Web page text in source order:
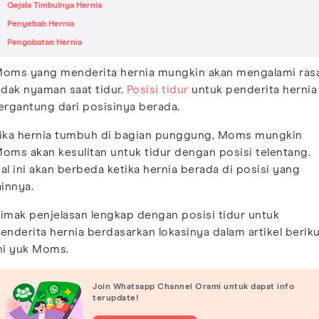
Gejala Timbulnya Hernia
Penyebab Hernia
Pengobatan Hernia
yang menderita hernia mungkin akan mengalami
nyaman saat tidur. Posisi tidur untuk penderita hernia
dari posisinya berada.
hernia tumbuh di bagian punggung, Moms mungkin
akan kesulitan untuk tidur dengan posisi telentang.
ini akan berbeda ketika hernia berada di posisi yang
penjelasan lengkap dengan posisi tidur untuk
hernia berdasarkan lokasinya dalam artikel
yuk Moms.
Join Whatsapp Channel Orami untuk dapat info
terupdate!